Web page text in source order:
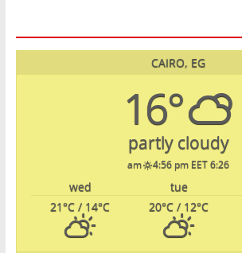
CAIRO, EG
16°
partly cloudy
6:26 am
4:56 pm EET
tue
wed
20°C / 12°C
21°C / 14°C